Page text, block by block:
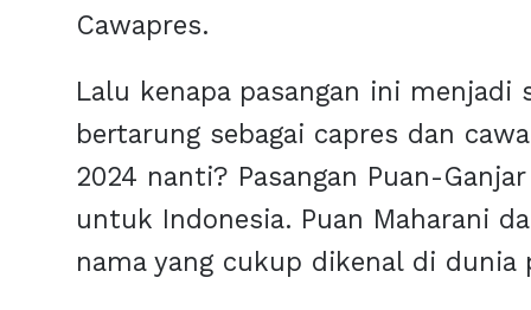
Cawapres.
Lalu kenapa pasangan ini
bertarung sebagai capres dan
2024 nanti? Pasangan Puan-
untuk Indonesia. Puan Maharani
nama yang cukup dikenal di